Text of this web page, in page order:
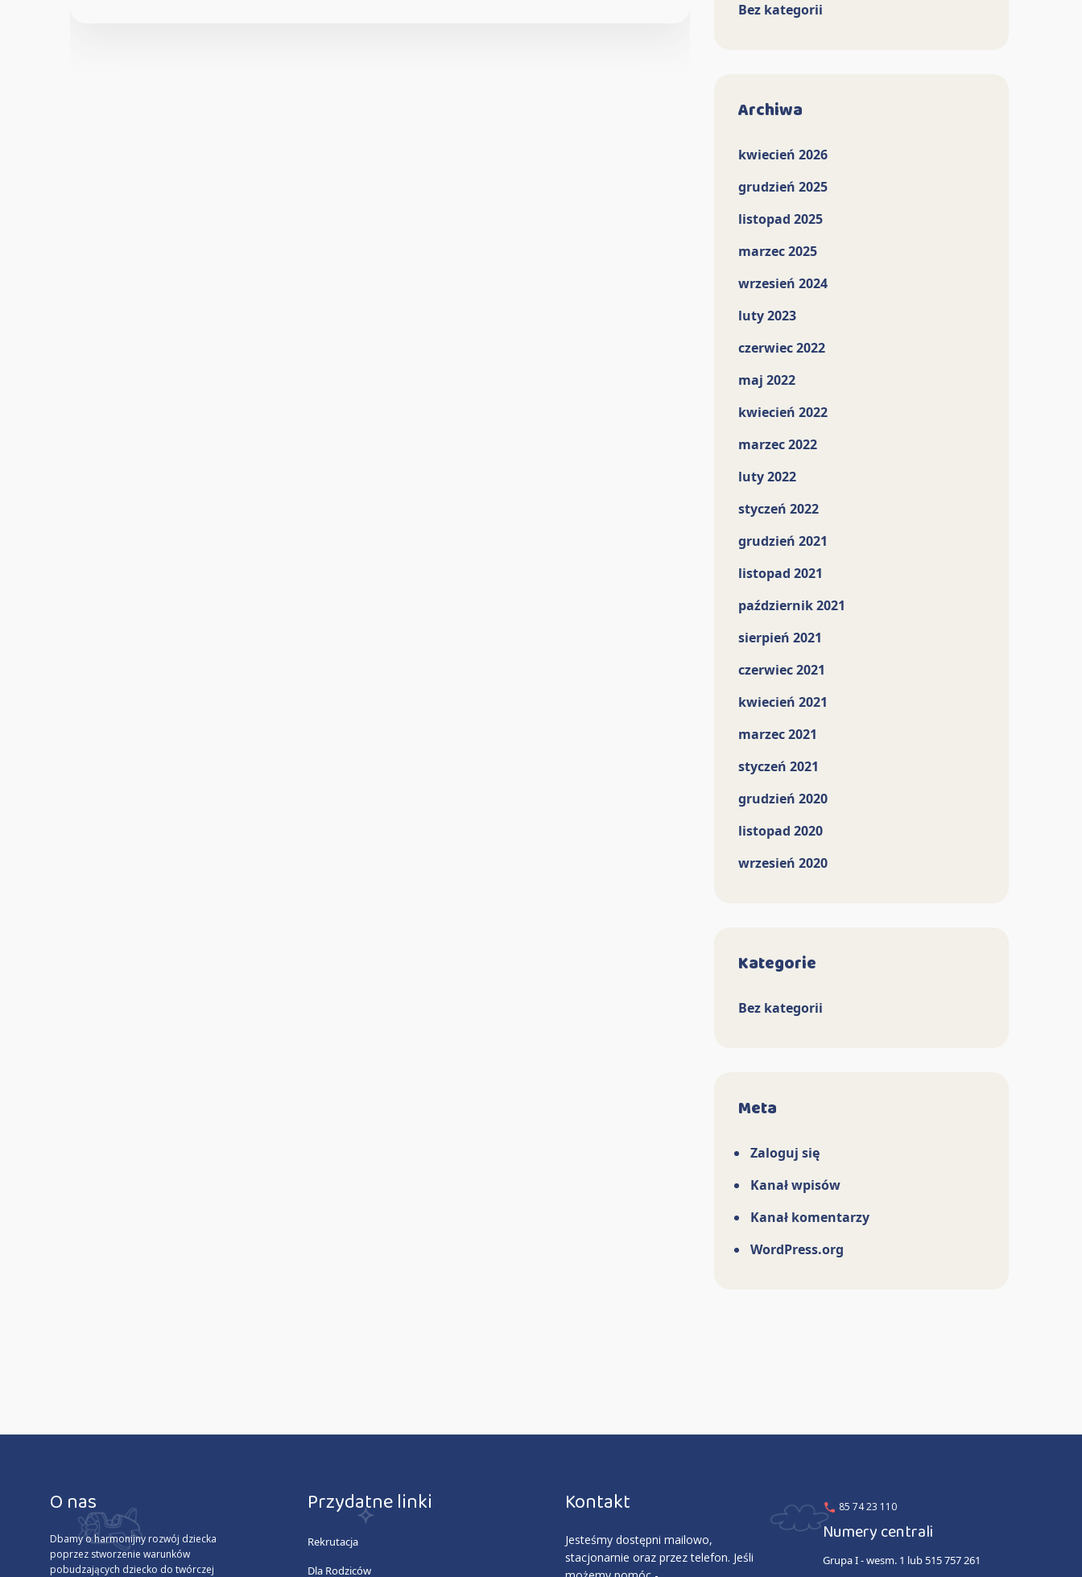
Bez kategorii
Archiwa
kwiecień 2026
grudzień 2025
listopad 2025
marzec 2025
wrzesień 2024
luty 2023
czerwiec 2022
maj 2022
kwiecień 2022
marzec 2022
luty 2022
styczeń 2022
grudzień 2021
listopad 2021
październik 2021
sierpień 2021
czerwiec 2021
kwiecień 2021
marzec 2021
styczeń 2021
grudzień 2020
listopad 2020
wrzesień 2020
Kategorie
Bez kategorii
Meta
Zaloguj się
Kanał wpisów
Kanał komentarzy
WordPress.org
O nas
Dbamy o harmonijny rozwój dziecka
poprzez stworzenie warunków
pobudzających dziecko do twórczej
Przydatne linki
Rekrutacja
Dla Rodziców
Kontakt
Jesteśmy dostępni mailowo,
stacjonarnie oraz przez telefon. Jeśli
85 74 23 110
Numery centrali
Grupa I - wesm. 1 lub 515 757 261